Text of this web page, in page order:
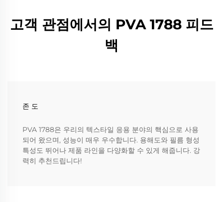
고객 관점에서의 PVA 1788 피드
백
존 도
PVA 1788은 우리의 텍스타일 응용 분야의 핵심으로 사용
되어 왔으며, 성능이 매우 우수합니다. 용해도와 필름 형성
특성도 뛰어나 제품 라인을 다양화할 수 있게 해줍니다. 강
력히 추천드립니다!